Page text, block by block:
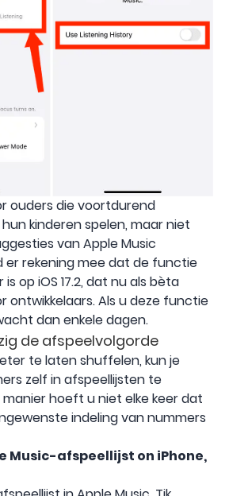
ouders die voortdurend
kinderen spelen, maar niet
van Apple Music
er rekening mee dat de functie
op iOS 17.2, dat nu als bèta
ontwikkelaars. Als u deze functie
dan enkele dagen.
de afspeelvolgorde
te laten shuffelen, kun je
zelf in afspeellijsten te
hoeft u niet elke keer dat
indeling van nummers
Music-afspeellijst on iPhone,